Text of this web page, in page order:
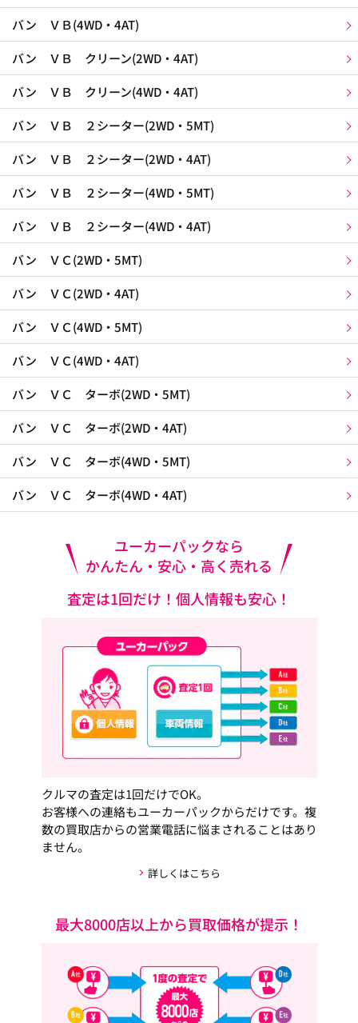
バン ＶＢ(4WD・4AT)
バン ＶＢ クリーン(2WD・4AT)
バン ＶＢ クリーン(4WD・4AT)
バン ＶＢ ２シーター(2WD・5MT)
バン ＶＢ ２シーター(2WD・4AT)
バン ＶＢ ２シーター(4WD・5MT)
バン ＶＢ ２シーター(4WD・4AT)
バン ＶＣ(2WD・5MT)
バン ＶＣ(2WD・4AT)
バン ＶＣ(4WD・5MT)
バン ＶＣ(4WD・4AT)
バン ＶＣ ターボ(2WD・5MT)
バン ＶＣ ターボ(2WD・4AT)
バン ＶＣ ターボ(4WD・5MT)
バン ＶＣ ターボ(4WD・4AT)
ユーカーパックなら
かんたん・安心・高く売れる
査定は1回だけ！個人情報も安心！
クルマの査定は1回だけでOK。
お客様への連絡もユーカーパックからだけです。複
数の買取店からの営業電話に悩まされることはあり
ません。
詳しくはこちら
最大8000店以上から買取価格が提示！